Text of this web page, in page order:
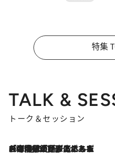
特集
TALK &
トーク＆セッション
2026.8.3
「今後値上げがあるとすれば…」「リスクがあるのは今年の冬」エネルギー専門家が語る、ホルムズ海峡封鎖が家庭にもたらす“ある心配”